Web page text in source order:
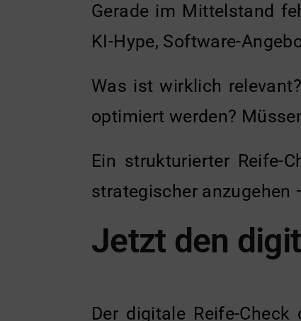
Gerade im Mittelstand
KI-Hype, Software-
Was ist wirklich
optimiert werden?
Ein strukturierter Reife-
strategischer anzugehen
Jetzt den
Der digitale Reife-Check